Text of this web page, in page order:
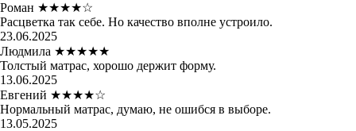
Роман ★★★★☆
Расцветка так себе. Но качество вполне устроило.
23.06.2025
Людмила ★★★★★
Толстый матрас, хорошо держит форму.
13.06.2025
Евгений ★★★★☆
Нормальный матрас, думаю, не ошибся в выборе.
13.05.2025